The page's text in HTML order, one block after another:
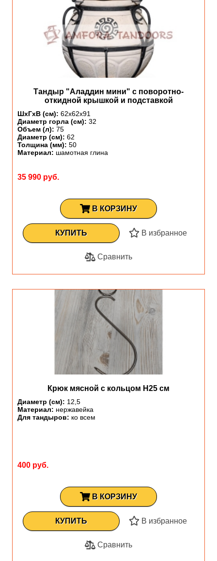
Тандыр "Аладдин мини" с поворотно-
откидной крышкой и подставкой
ШхГхВ (см): 62х62х91
Диаметр горла (см): 32
Объем (л): 75
Диаметр (см): 62
Толщина (мм): 50
Материал: шамотная глина
35 990 руб.
В КОРЗИНУ
КУПИТЬ В избранное
Сравнить
Крюк мясной с кольцом H25 см
Диаметр (см): 12,5
Материал: нержавейка
Для тандыров: ко всем
400 руб.
В КОРЗИНУ
КУПИТЬ В избранное
Сравнить